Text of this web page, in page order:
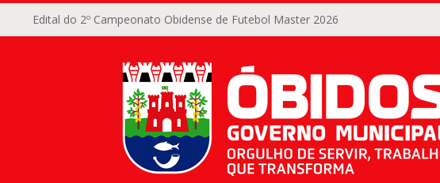
Edital do 2º Campeonato Obidense de Futebol Master 2026